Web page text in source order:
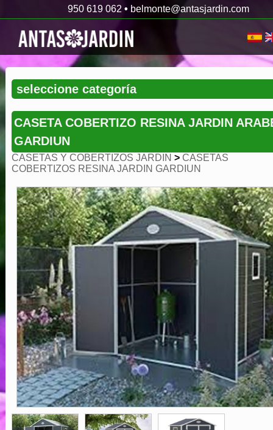
950 619 062 • belmonte@antasjardin.com
CASETA COBERTIZO RESINA JARDIN
GARDIUN
CASETAS Y COBERTIZOS JARDIN > CASETAS
COBERTIZOS RESINA JARDIN GARDIUN